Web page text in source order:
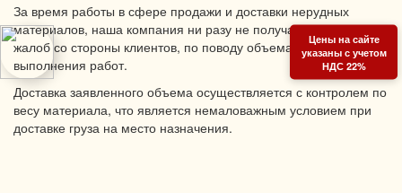
За время работы в сфере продажи и доставки нерудных
материалов, наша компания ни разу не получала нареканий и
жалоб со стороны клиентов, по поводу объема и качества
выполнения работ.
Доставка заявленного объема осуществляется с контролем по
весу материала, что является немаловажным условием при
доставке груза на место назначения.
Цены на сайте
указаны с учетом
НДС 22%